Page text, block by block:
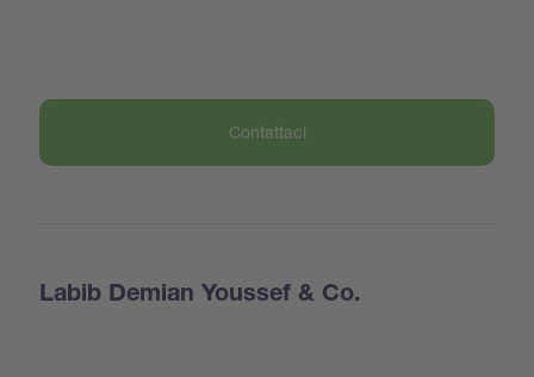
Contattaci
Labib Demian Youssef & Co.